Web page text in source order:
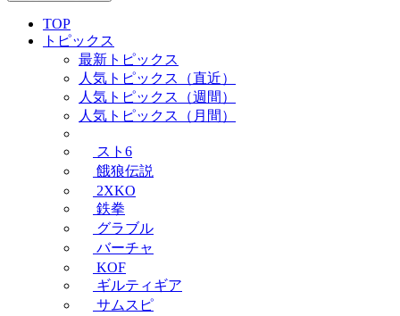
TOP
トピックス
最新トピックス
人気トピックス（直近）
人気トピックス（週間）
人気トピックス（月間）
スト6
餓狼伝説
2XKO
鉄拳
グラブル
バーチャ
KOF
ギルティギア
サムスピ